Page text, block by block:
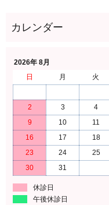
2026年 8月
日
月 火
2
3 4
9
10 11
16
17 18
23
24 25
30
31
休診日
午後休診日